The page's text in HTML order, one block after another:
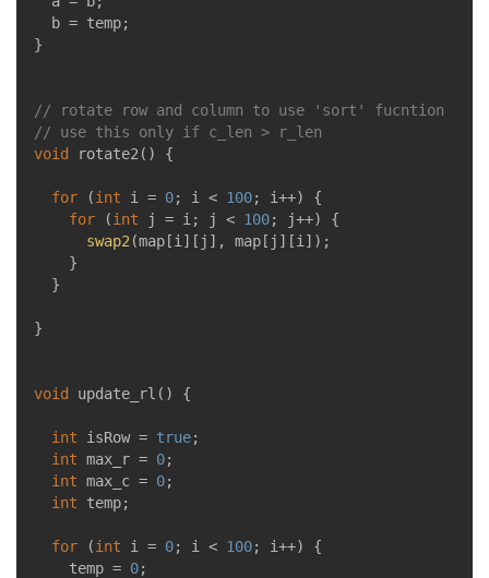
}
// rotate row and column to use 'sort' fucntion
// use this only if c_len > r_len
void
rotate2 () {
for (int i = 0; i < 100; i++) {
for (int j = i; j < 100; j++) {
swap2 (map[i][j], map[j][i]);
}
void update_rl () {
int isRow = true;
int max_r = 0;
int max_c = 0;
int temp;
for (int i = 0; i < 100; i++) {
		temp =
0;